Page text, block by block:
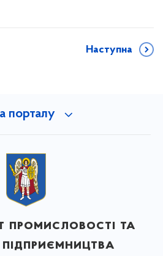
Наступна
порталу
промисловості та
підприємництва